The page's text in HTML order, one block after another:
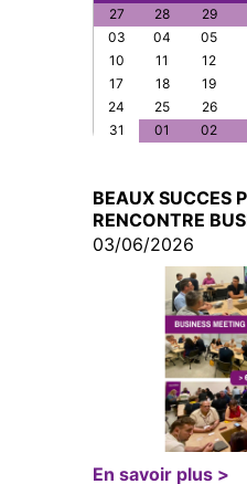
27
28 29
03
04 05
10
11 12
17
18 19
24
25 26
31
01 02
BEAUX SUCCES
RENCONTRE
03/06/2026
En savoir plus >